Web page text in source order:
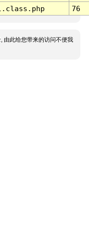
76
由此给您带来的访问不便我